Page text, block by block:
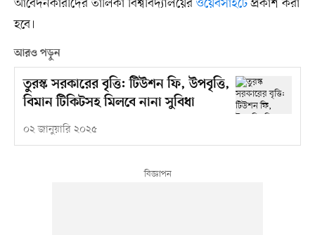
আবেদনকারীদের তালিকা বিশ্ববিদ্যালয়ের ওয়েবসাইটেপ্রকাশ করা
হবে।
আরও পড়ুন
তুরস্ক সরকারের বৃত্তি: টিউশন ফি, উপবৃত্তি,
বিমান টিকিটসহ মিলবে নানা সুবিধা
০২ জানুয়ারি ২০২৫